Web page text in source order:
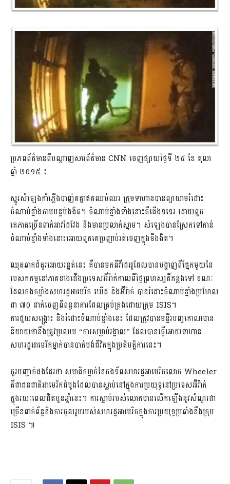
ប្រភពព័ត៌មានពីបណ្តាញសារព័ត៌មាន CNN ចេញផ្សាយថ្ងៃទី ២៥ ខែ តុលា
ឆ្នាំ ២០១៥ ៖
ស្នូរសំឡេងកាំភ្លើងបាញ់តគ្នាឥតឈប់ឈរ ក្រុមទាហានបានព្យាយាមរំដោះ
ចំណាប់ខ្មាំងតាមបន្ទប់ងងិត។ ចំណាប់ខ្មាំង​ទាំងនោះគឺជើងទទេរ ដោយពួក
គេភាគច្រើនពាក់អាវដៃវែង និងមានប្រលាក់ស្នាម។ សំឡេង​បាន​ស្រែក​ទៅកាន់​
ចំណាប់​ខ្មាំងទាំងនោះអោយពួកគេប្រញាប់រត់ចេញក្នុងទីងងិត។
ឈុតឆាកដ៍គួរអោយរន្ឋត់នេះ គឺបានមកពីវីដេអូដែលបានបង្ហាញពីផ្នែកមួយនៃ
បេសកកម្ម​នៅភាគខាងជើង​ប្រទេសអ៊ីរ៉ាក់​កាលពី​ថ្ងៃព្រហស្បតិ៍កន្លងទៅ ខណៈ
ដែលកងកម្លាំងសហរដ្ឋអាមេរិក ឃើដ និងអ៊ីរ៉ាក់ បានរំដោះចំណាប់ខ្មាំងប្រហែល
ជា ៧០ នាក់ចេញពីពន្ធនាគារដែលគ្រប់គ្រងដោយក្រុម ISIS។​
ការជួយសង្គ្រោះ និងរំដោះចំណាប់ខ្មាំងនេះ ដែលត្រូវបាន​មន្ទីរ​បញ្ចកោណបាន
និយាយថានឹងត្រូវប្រឈម “ការសម្លាប់រង្គាល” ដែលបានធ្វើអោយទាហាន
សហរដ្ឋអាមេរិកម្នាក់​បាន​បាត់​បង់​ជីវិតក្នុងប្រតិបត្ដិការនេះ។
គួរបញ្ជាក់ផងដែរថា សមាជិកម្នាក់នៃកងទ័ពសហរដ្ឋអាមេរិកលោក Wheeler
គឺជាជនជាតិអាមេរិកដំបូង​ដែលបានស្លាប់​នៅ​ក្នុងការប្រយុទ្ធនៅប្រទេសអ៊ីរ៉ាក់
ក្នុងរយៈពេលជិតបួនឆ្នាំនេះ។ ការស្លាប់របស់លោកបានលើកឡើងនូវ​សំណួរជា
ច្រើន​ពាក់​ព័ន្ធ​និងការចូលរួមរបស់សហរដ្ឋអាមេរិកក្នុងការប្រយុទ្ធប្រឆាំងនឹងក្រុម
ISIS ៕